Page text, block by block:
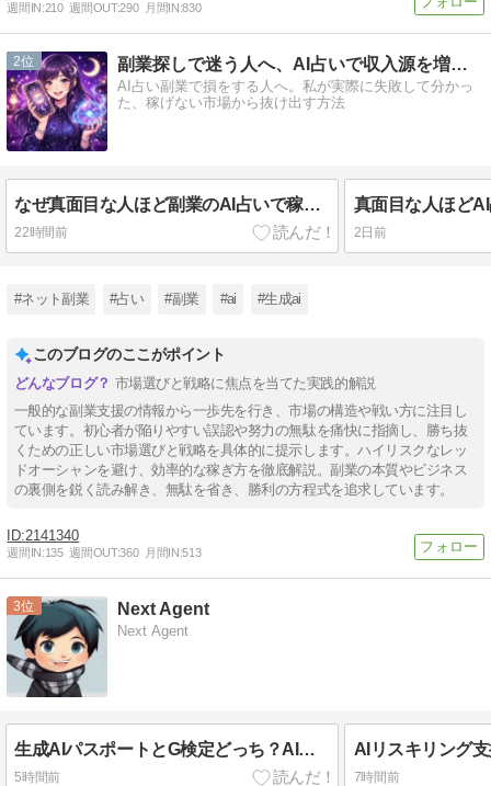
週間IN:210 週間OUT:290 月間IN:830
2 副業探しで迷う人へ、AI占いで収入源を増やす最新活用法
AI占い副業で損をする人へ。私が実際に失敗して分かっ
た、稼げない市場から抜け出す方法
なぜ真面目な人ほど副業のAI占いで稼げないのか私が遠回りして気づいた競争不要の市場
22時間前 2日前
#ネット副業 #占い #副業 #ai #生成ai
このブログのここがポイント
市場選びと戦略に焦点を当てた実践的解説
一般的な副業支援の情報から一歩先を行き、市場の構造や戦い方に注目し
ています。初心者が陥りやすい誤認や努力の無駄を痛快に指摘し、勝ち抜
くための正しい市場選びと戦略を具体的に提示します。ハイリスクなレッ
ドオーシャンを避け、効率的な稼ぎ方を徹底解説。副業の本質やビジネス
の裏側を鋭く読み解き、無駄を省き、勝利の方程式を追求しています。
2141340
週間IN:135 週間OUT:360 月間IN:513
3 Next Agent
Next Agent
生成AIパスポートとG検定どっち？AI副業前の選び方を整理
5時間前 7時間前